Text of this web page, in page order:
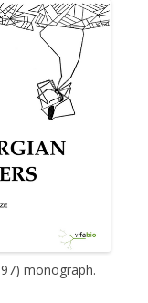
monograph.